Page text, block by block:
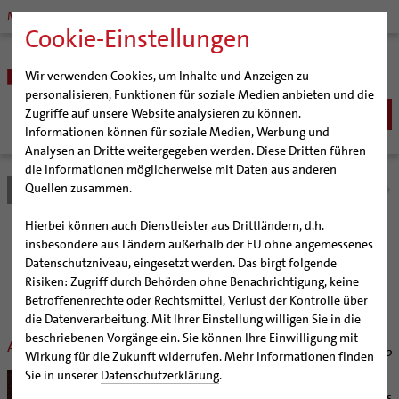
Cookie-Einstellungen
Wir verwenden Cookies, um Inhalte und Anzeigen zu
personalisieren, Funktionen für soziale Medien anbieten und die
Zugriffe auf unsere Website analysieren zu können.
Informationen können für soziale Medien, Werbung und
Analysen an Dritte weitergegeben werden. Diese Dritten führen
die Informationen möglicherweise mit Daten aus anderen
Quellen zusammen.
Hierbei können auch Dienstleister aus Drittländern, d.h.
insbesondere aus Ländern außerhalb der EU ohne angemessenes
Datenschutzniveau, eingesetzt werden. Das birgt folgende
Risiken: Zugriff durch Behörden ohne Benachrichtigung, keine
Betroffenenrechte oder Rechtsmittel, Verlust der Kontrolle über
die Datenverarbeitung. Mit Ihrer Einstellung willigen Sie in die
beschriebenen Vorgänge ein. Sie können Ihre Einwilligung mit
Wirkung für die Zukunft widerrufen. Mehr Informationen finden
Sie in unserer Datenschutzerklärung.
MARIENDOM DOMMUSEUM DOMBIBLIOTHEK
BISTUM
Bischöfe
Weihbischof Dr. Martin Marahrens
Bischof em. Norbert Trelle
Weihbischof em. Bongartz
Weihbischof em. Schwerdtfeger
Weihbischof em. Koitz
Bischof em. Dr. Wüstenberg
Generalvikariat
Gremien
Diözesangericht
Gemeindegremien
Pfarrgemeinden
Hildesheimer Dom
Virtueller Rundgang durch den Dom
Tausendjähriger Rosenstock
Die Hildesheimer Dommusik
Wallfahrten | Pilgern
Termine Wallfahrten und Pilgern
Jakobswege im Bistum Hildesheim
Veranstaltungen
Strategieprozess
Jugend
Bistum Hildesheim
Nachrichtenarchiv
der Bischöflichen Pressestelle Hildesheim (bph)
Alles nur geliehen 07/30/2010
Hildesheim (bph). Die Sanierung des